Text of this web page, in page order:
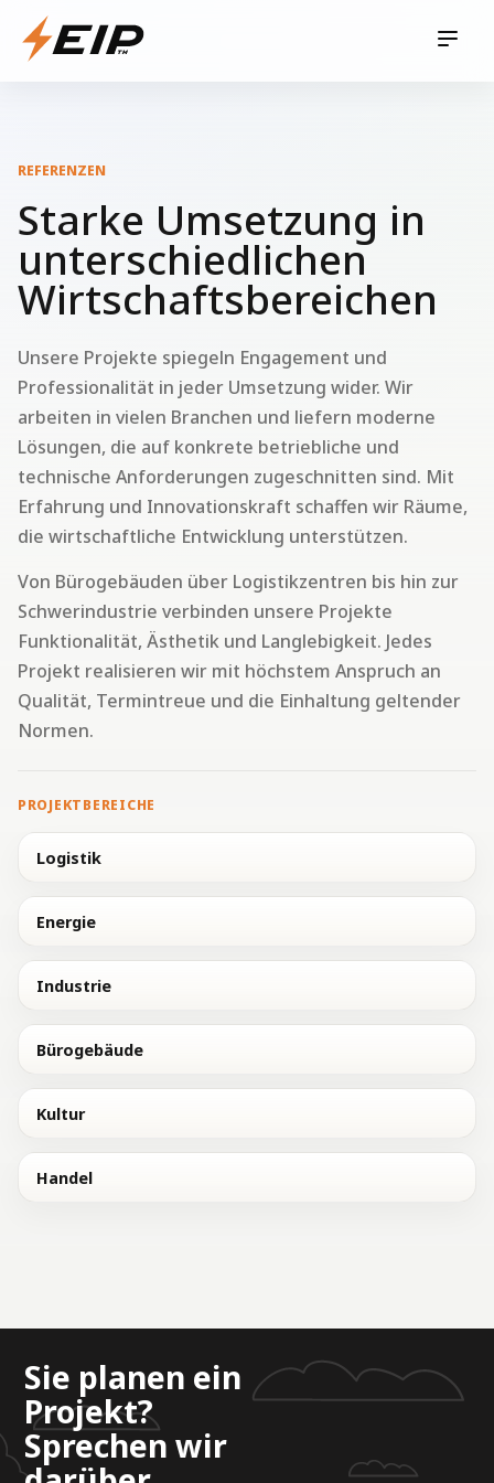
REFERENZEN
Starke Umsetzung in
unterschiedlichen
Wirtschaftsbereichen
Unsere Projekte spiegeln Engagement und
Professionalität in jeder Umsetzung wider. Wir
arbeiten in vielen Branchen und liefern moderne
Lösungen, die auf konkrete betriebliche und
technische Anforderungen zugeschnitten sind. Mit
Erfahrung und Innovationskraft schaffen wir Räume,
die wirtschaftliche Entwicklung unterstützen.
Von Bürogebäuden über Logistikzentren bis hin zur
Schwerindustrie verbinden unsere Projekte
Funktionalität, Ästhetik und Langlebigkeit. Jedes
Projekt realisieren wir mit höchstem Anspruch an
Qualität, Termintreue und die Einhaltung geltender
Normen.
Logistik
Energie
Industrie
Bürogebäude
Kultur
Handel
Sie planen ein
Projekt?
Sprechen wir